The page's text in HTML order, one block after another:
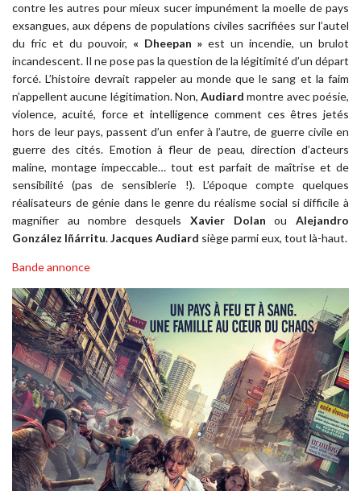
contre les autres pour mieux sucer impunément la moelle de pays
exsangues, aux dépens de populations civiles sacrifiées sur l’autel
du fric et du pouvoir, « Dheepan » est un incendie, un brulot
incandescent. Il ne pose pas la question de la légitimité d’un départ
forcé. L’histoire devrait rappeler au monde que le sang et la faim
n’appellent aucune légitimation. Non,Audiard montre avec poésie,
violence, acuité, force et intelligence comment ces êtres jetés
hors de leur pays, passent d’un enfer à l’autre, de guerre civile en
guerre des cités. Emotion à fleur de peau, direction d’acteurs
maline, montage impeccable… tout est parfait de maîtrise et de
sensibilité (pas de sensiblerie !). L’époque compte quelques
réalisateurs de génie dans le genre du réalisme social si difficile à
magnifier au nombre desquels Xavier Dolan ouAlejandro
González Iñárritu.Jacques Audiard siège parmi eux, tout là-haut.
Bande annonce